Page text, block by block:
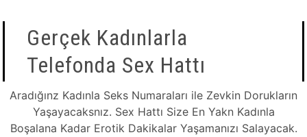
Gerçek Kadınlarla
Telefonda Sex Hattı
Aradığınz Kadınla Seks Numaraları ile Zevkin Dorukların
Yaşayacaksnız. Sex Hattı Size En Yakn Kadınla
Boşalana Kadar Erotik Dakikalar Yaşamanızı Salayacak.